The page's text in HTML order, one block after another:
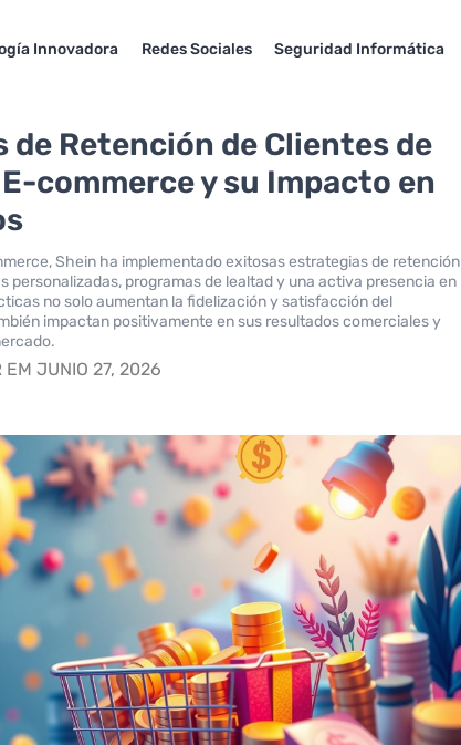
Innovadora Redes Sociales Seguridad Informática
de Retención de Clientes de
commerce y su Impacto en
Shein ha implementado exitosas estrategias de retención
personalizadas, programas de lealtad y una activa presencia en
no solo aumentan la fidelización y satisfacción del
impactan positivamente en sus resultados comerciales y
EM JUNIO 27, 2026